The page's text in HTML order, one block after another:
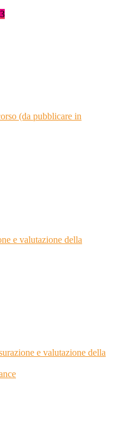
(da pubblicare in
e valutazione della
e valutazione della